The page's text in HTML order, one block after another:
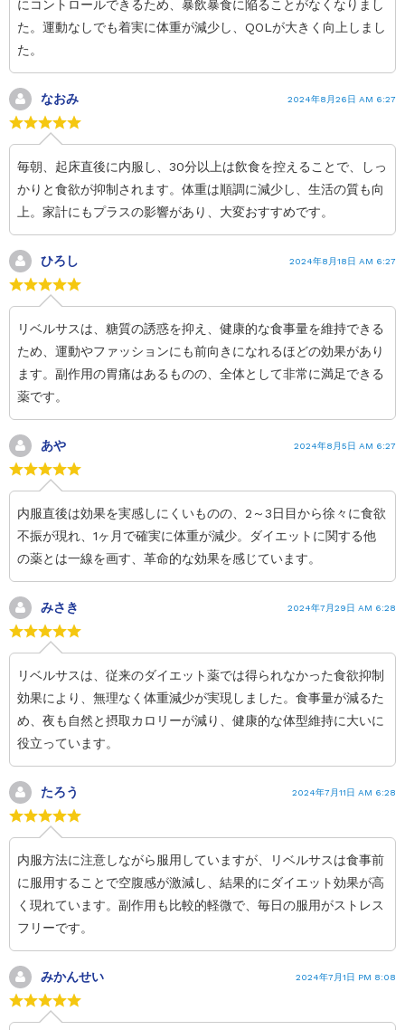
にコントロールできるため、暴飲暴食に陥ることがなくなりまし
た。運動なしでも着実に体重が減少し、QOLが大きく向上しまし
た。
なおみ 2024年8月26日 AM 6:27
毎朝、起床直後に内服し、30分以上は飲食を控えることで、しっ
かりと食欲が抑制されます。体重は順調に減少し、生活の質も向
上。家計にもプラスの影響があり、大変おすすめです。
ひろし 2024年8月18日 AM 6:27
リベルサスは、糖質の誘惑を抑え、健康的な食事量を維持できる
ため、運動やファッションにも前向きになれるほどの効果があり
ます。副作用の胃痛はあるものの、全体として非常に満足できる
薬です。
あや 2024年8月5日 AM 6:27
内服直後は効果を実感しにくいものの、2～3日目から徐々に食欲
不振が現れ、1ヶ月で確実に体重が減少。ダイエットに関する他
の薬とは一線を画す、革命的な効果を感じています。
みさき 2024年7月29日 AM 6:28
リベルサスは、従来のダイエット薬では得られなかった食欲抑制
効果により、無理なく体重減少が実現しました。食事量が減るた
め、夜も自然と摂取カロリーが減り、健康的な体型維持に大いに
役立っています。
たろう 2024年7月11日 AM 6:28
内服方法に注意しながら服用していますが、リベルサスは食事前
に服用することで空腹感が激減し、結果的にダイエット効果が高
く現れています。副作用も比較的軽微で、毎日の服用がストレス
フリーです。
みかんせい 2024年7月1日 PM 8:08